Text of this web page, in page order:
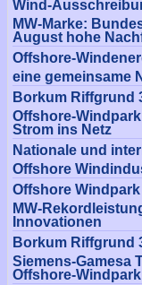
Wind-
MW-Marke:
August hohe
Offshore-
eine gemeinsame
Borkum Riffgrund
Offshore-
Strom ins Netz
Nationale und
Offshore
Offshore
MW-
Innovationen
Borkum Riffgrund
Siemens-Gamesa
Offshore-Windpark